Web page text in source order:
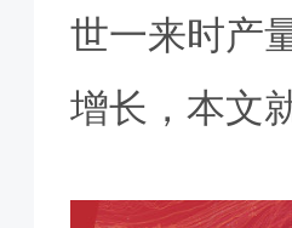
世一来时产
增长，本文